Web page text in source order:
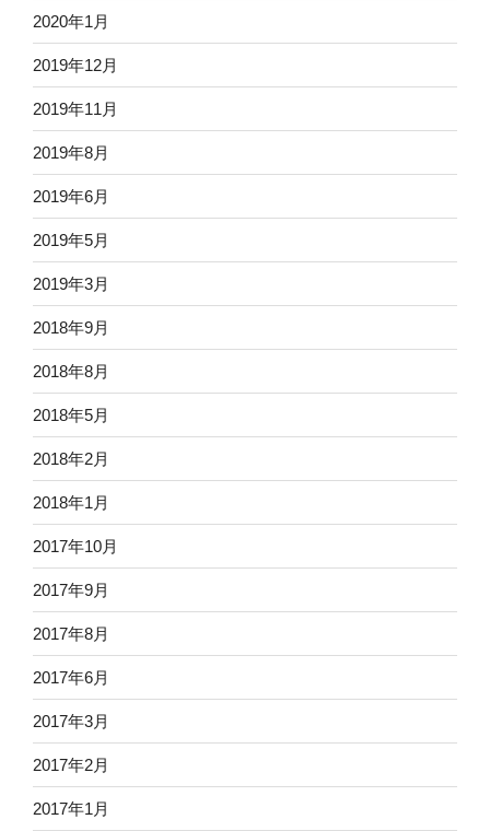
2020年1月
2019年12月
2019年11月
2019年8月
2019年6月
2019年5月
2019年3月
2018年9月
2018年8月
2018年5月
2018年2月
2018年1月
2017年10月
2017年9月
2017年8月
2017年6月
2017年3月
2017年2月
2017年1月